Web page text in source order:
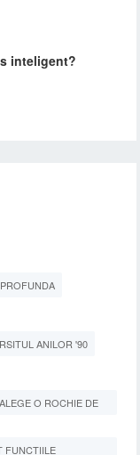
inteligent?
ANILOR '90
O ROCHIE DE
FUNCTIILE